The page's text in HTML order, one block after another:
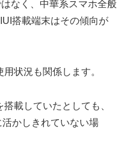
なく、中華系スマホ全般
搭載端末はその傾向が
状況も関係します。
載していたとしても、
かしきれていない場